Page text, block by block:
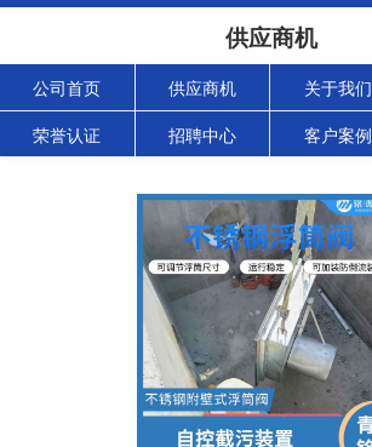
供应商机
公司首页 供应商机 关于我们
荣誉认证 招聘中心 客户案例